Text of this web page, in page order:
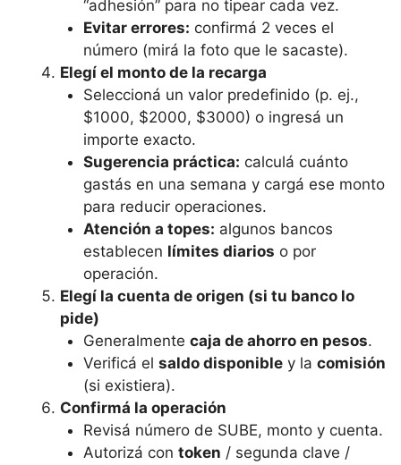
“adhesión” para no tipear cada vez.
Evitar errores: confirmá 2 veces el
número (mirá la foto que le sacaste).
Elegí el monto de la recarga
Seleccioná un valor predefinido (p. ej.,
$1000, $2000, $3000) o ingresá un
importe exacto.
Sugerencia práctica: calculá cuánto
gastás en una semana y cargá ese monto
para reducir operaciones.
Atención a topes: algunos bancos
establecen límites diarios o por
operación.
Elegí la cuenta de origen (si tu banco lo
pide)
Generalmente caja de ahorro en pesos.
Verificá el saldo disponibley la comisión
(si existiera).
Confirmá la operación
Revisá número de SUBE, monto y cuenta.
Autorizá con token / segunda clave /